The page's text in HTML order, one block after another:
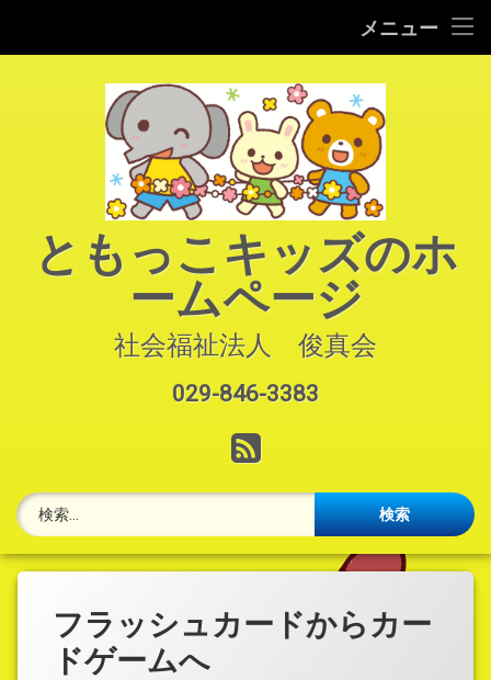
メニュー
園での生活
よくあるご質問
アクセス
お問い合わせ
ともっこキッズのホ
ームページ
社会福祉法人　俊真会
029-846-3383
RSS
フラッシュカードからカー
ドゲームへ